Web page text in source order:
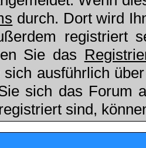
durch. Dort wird
registriert
Sie das
sich ausführlich
sich das Forum
sind,